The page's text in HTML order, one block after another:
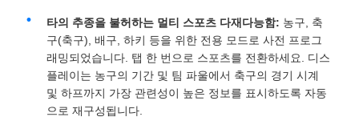
타의 추종을 불허하는 멀티 스포츠 다재다능함: 농구, 축
구(축구), 배구, 하키 등을 위한 전용 모드로 사전 프로그
래밍되었습니다. 탭 한 번으로 스포츠를 전환하세요. 디스
플레이는 농구의 기간 및 팀 파울에서 축구의 경기 시계
및 하프까지 가장 관련성이 높은 정보를 표시하도록 자동
으로 재구성됩니다.